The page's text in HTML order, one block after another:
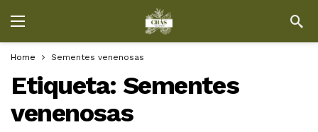
Home Sementes venenosas
Etiqueta: Sementes
venenosas